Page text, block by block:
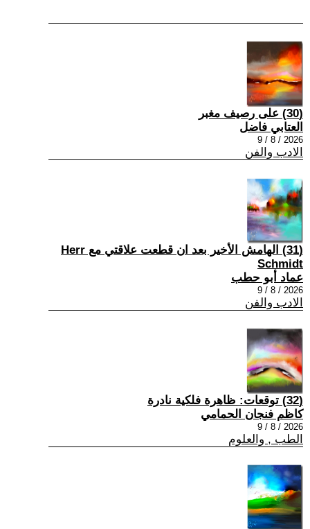
(30) على رصيف مغبر
العتابي فاضل
2026 / 8 / 9
الادب والفن
(31) الهامش الأخير بعد ان قطعت علاقتي مع Herr
Schmidt
عماد أبو حطب
2026 / 8 / 9
الادب والفن
(32) توقعات: ظاهرة فلكية نادرة
كاظم فنجان الحمامي
2026 / 8 / 9
الطب , والعلوم